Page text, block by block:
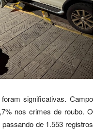
significativas. Campo
nos crimes de roubo. O
de 1.553 registros